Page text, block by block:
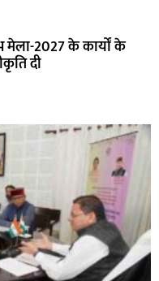
2027 के कार्यों के
दी